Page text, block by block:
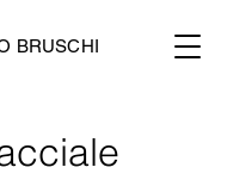
BRUSCHI